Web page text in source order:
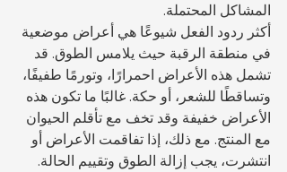
المشاكل المحتملة.
أكثر ردود الفعل شيوعًا هي أعراض موضعية
في منطقة الرقبة حيث يلامس الطوق. قد
تشمل هذه الأعراض احمرارًا، وتورمًا طفيفًا،
وتساقطًا للشعر، أو حكة. غالبًا ما تكون هذه
الأعراض خفيفة وقد تخف مع تأقلم الحيوان
مع المنتج. مع ذلك، إذا تفاقمت الأعراض أو
انتشرت، يجب إزالة الطوق وتقييم الحالة.